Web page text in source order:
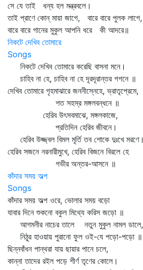
সে যে তাই ধন্য হল মন্ত্রবলে।
তাই প্রাণে কোন্‌ মায়া জাগে, বারে বারে পুলক লাগে,
বারে বারে গানের মুকুল আপনি ধরে কী আদরে॥
নিকটে দেখিব তোমারে
Songs
নিকটে দেখিব তোমারে করেছি বাসনা মনে।
চাহিব না হে, চাহিব না হে দূরদূরান্তর গগনে ॥
দেখিব তোমারে গৃহমাঝারে জননীস্নেহে, ভ্রাতৃপ্রেমে,
শত সহস্র মঙ্গলবন্ধনে ॥
হেরিব উৎসবমাঝে, মঙ্গলকাজে,
প্রতিদিন হেরিব জীবনে।
হেরিব উজ্জ্বল বিমল মূর্তি তব শোকে দুঃখে মরণে।
হেরিব সজনে নরনারীমুখে, হেরিব বিজনে বিরলে হে
গভীর অন্তর-আসনে ॥
কাঁদার সময় অল্প
Songs
কাঁদার সময় অল্প ওরে, ভোলার সময় বড়ো
যাবার দিনে শুকনো বকুল মিথ্যে করিস জড়ো ॥
আগমনীর নাচের তালে নতুন মুকুল নামল ডালে,
নিঠুর হাওয়ায় পুরানো ফুল ওই-যে পড়ো-পড়ো ॥
ছিন্নবাঁধন পান্থরা যায় ছায়ার পানে চলে,
কান্না তাদের রইল পড়ে শীর্ণ তৃণের কোলে।